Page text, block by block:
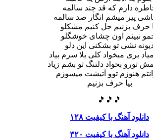
دارم که قد چند سالمه
پیر میشم انگار صد سالمه
حرف بزنیم حل کنیم مشکلو
نبینم اون چشای خوشگلو
نشی تو بشکنی این دلو
بری میخواد کلی بلا سرم بیاد
تورو بخواد دلتنگ تو بشم زیاد
هنوزم توو آتیشت میسوزم
بیا حرف بزنیم
🎵🎵🎵
دانلود آهنگ با کیفیت ۱۲۸
دانلود آهنگ با کیفیت ۳۲۰